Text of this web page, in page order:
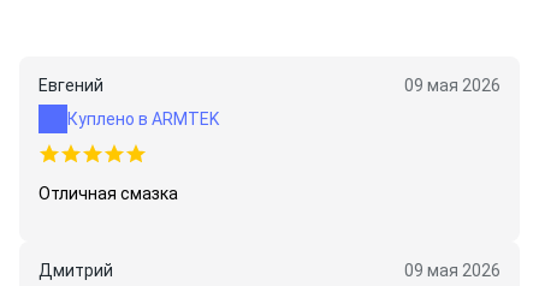
Евгений
09 мая 2026
Куплено в ARMTEK
Отличная смазка
Дмитрий
09 мая 2026